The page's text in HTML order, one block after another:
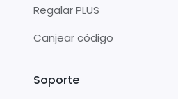
Regalar PLUS
Canjear código
Soporte